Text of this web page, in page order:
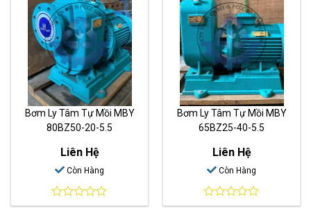
Bơm Ly Tâm Tự Mồi MBY
80BZ50-20-5.5
Liên Hệ
Còn Hàng
0
Bơm Ly Tâm Tự Mồi MBY
65BZ25-40-5.5
Liên Hệ
Còn Hàng
0